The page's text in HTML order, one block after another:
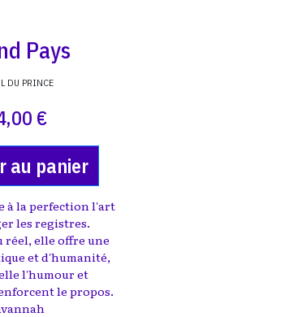
Pays
DU PRINCE
€
au panier
à la perfection l'art
les registres.
réel, elle offre une
et d'humanité,
l'humour et
le propos.